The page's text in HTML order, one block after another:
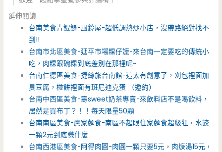
延伸閱讀
台南美食青鯤鯓-風鈴屋-超低調熱炒小店，沒帶路絕對找不
到!!
台南市北區美食-延平市場粿仔嬤-來台南一定要吃的傳統小
吃，肉粿跟碗粿到底差別在那裡呢~
台南仁德區美食-捷絲旅台南館-這太有創意了，刈包裡面加
臭豆腐，椪餅裡面有班尼迪克蛋 （邀約）
台南中西區美食-壽sweet奶茶專賣-來飲料店不是喝飲料，
居然是買布丁？！！每天限量50顆
台南南區美食-盧家麵食-南區不起眼住家麵食超級狂，水餃
一顆2元到底賺什麼
台南西港區美食-阿得肉圓-肉圓一顆只要5元，肉焿湯15元，